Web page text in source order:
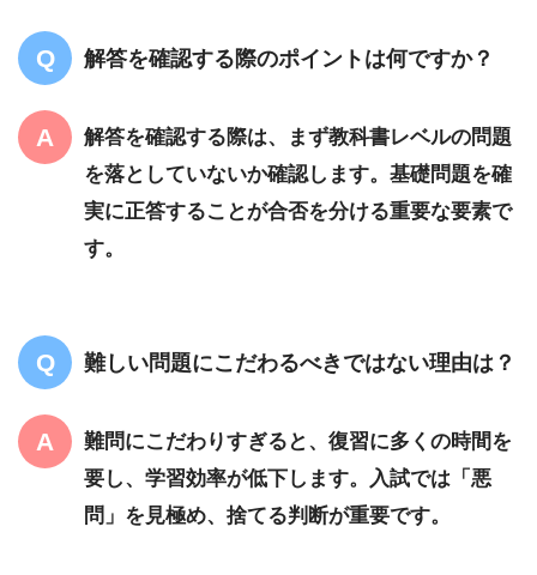
解答を確認する際のポイントは何ですか？
解答を確認する際は、まず教科書レベルの問題
を落としていないか確認します。基礎問題を確
実に正答することが合否を分ける重要な要素で
す。
難しい問題にこだわるべきではない理由は？
難問にこだわりすぎると、復習に多くの時間を
要し、学習効率が低下します。入試では「悪
問」を見極め、捨てる判断が重要です。